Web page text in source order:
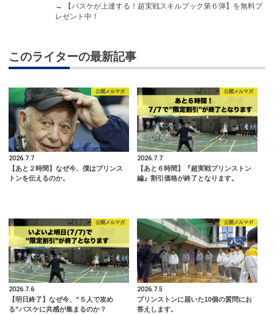
→
【バスケが上達する！超実戦スキルブック第６弾】を無料プ
レゼント中！
このライターの最新記事
公開メルマガ
2026.7.7
【あと２時間】なぜ今、僕はプリンス
トンを伝えるのか。
公開メルマガ
2026.7.7
【あと６時間】『超実戦プリンストン
編』割引価格が終了となります。
公開メルマガ
2026.7.6
【明日終了】なぜ今、”５人で攻め
る”バスケに共感が集まるのか？
公開メルマガ
2026.7.5
プリンストンに届いた10個の質問にお
答えします。